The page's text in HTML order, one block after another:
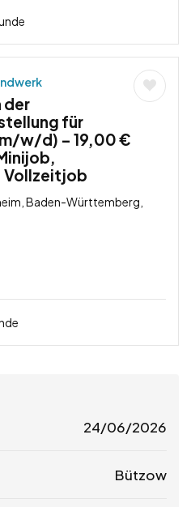
der
für
w/d) – 19,00 €
Vollzeitjob
Baden-Württemberg,
24/06/2026
Bützow